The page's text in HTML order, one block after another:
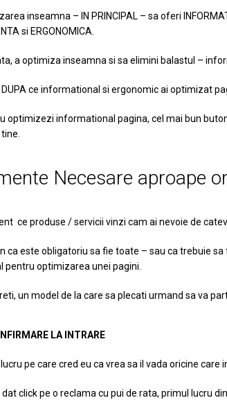
inseamna – IN PRINCIPAL – sa oferi
si ERGONOMICA.
a optimiza inseamna si sa elimini balastul –
DUPA ce informational si ergonomic ai optimizat
optimizezi informational pagina, cel mai bun
Necesare aproape
ce produse / servicii vinzi cam ai nevoie de
ca este obligatoriu sa fie toate – sau ca trebuie
pentru optimizarea unei pagini.
un model de la care sa plecati urmand sa va
LA INTRARE
pe care cred eu ca vrea sa il vada oricine
dat click pe o reclama cu pui de rata, primul lucru